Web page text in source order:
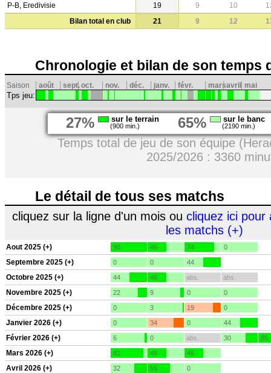
P-B, Eredivisie
19 9 10
Bilan total en club
21 9 12
Chronologie et bilan de son temps
Saison août sept.oct. nov. déc. janv. févr. marsavril mai
Tps jeu:
27% sur le terrain
(900 min.) 65% sur le banc
(2190 min.)
Temps total de jeu de son équipe
2025/2026 : 3360
Le détail de tous ses matchs
cliquez sur la ligne d'un mois ou cliquez ici pour
les matchs (+)
Aout 2025 (+) 90 46 74 0
Septembre 2025 (+) 0 0 44
Octobre 2025 (+) 44 46 abs. abs.
Novembre 2025 (+) 22 9 0 0
Décembre 2025 (+) 0 3 19 0
Janvier 2026 (+) 0 34 0 44
Février 2026 (+) 6 0 abs. 30 85
Mars 2026 (+) 81 46 46
Avril 2026 (+) 32 55 0